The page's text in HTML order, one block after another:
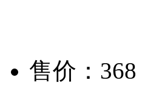
售价： 368